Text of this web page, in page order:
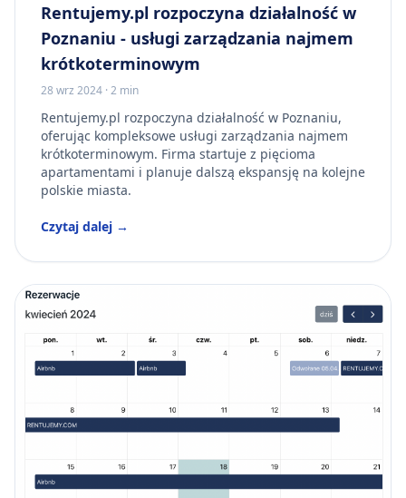
Rentujemy.pl rozpoczyna działalność w
Poznaniu - usługi zarządzania najmem
krótkoterminowym
28 wrz 2024 ·2 min
Rentujemy.pl rozpoczyna działalność w Poznaniu,
oferując kompleksowe usługi zarządzania najmem
krótkoterminowym. Firma startuje z pięcioma
apartamentami i planuje dalszą ekspansję na kolejne
polskie miasta.
Czytaj dalej →